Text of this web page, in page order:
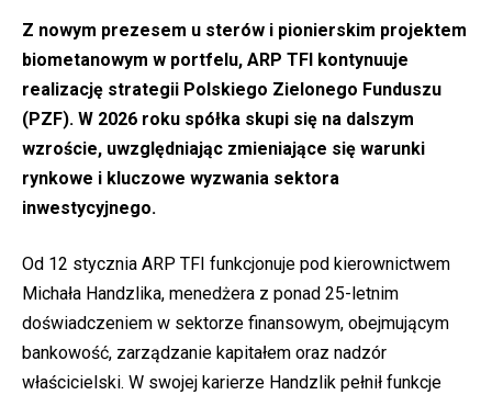
Z nowym prezesem u sterów i pionierskim projektem
biometanowym w portfelu, ARP TFI kontynuuje
realizację strategii Polskiego Zielonego Funduszu
(PZF). W 2026 roku spółka skupi się na dalszym
wzroście, uwzględniając zmieniające się warunki
rynkowe i kluczowe wyzwania sektora
inwestycyjnego.
Od 12 stycznia ARP TFI funkcjonuje pod kierownictwem
Michała Handzlika, menedżera z ponad 25-letnim
doświadczeniem w sektorze finansowym, obejmującym
bankowość, zarządzanie kapitałem oraz nadzór
właścicielski. W swojej karierze Handzlik pełnił funkcje